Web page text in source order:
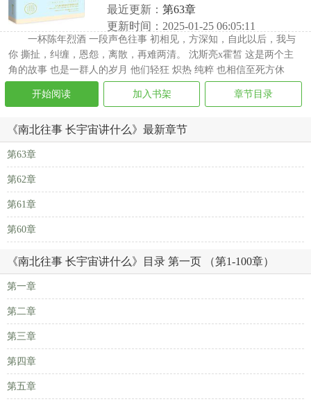
最近更新： 第63章
更新时间：2025-01-25 06:05:11
一杯陈年烈酒 一段声色往事 初相见，方深知，自此以后，我与
你 撕扯，纠缠，恩怨，离散，再难两清。 沈斯亮x霍皙 这是两个主
角的故事 也是一群人的岁月 他们轻狂 炽热 纯粹 也相信至死方休
开始阅读 加入书架 章节目录
《南北往事 长宇宙讲什么》最新章节
第63章
第62章
第61章
第60章
《南北往事 长宇宙讲什么》目录 第一页 （第1-100章）
第一章
第二章
第三章
第四章
第五章